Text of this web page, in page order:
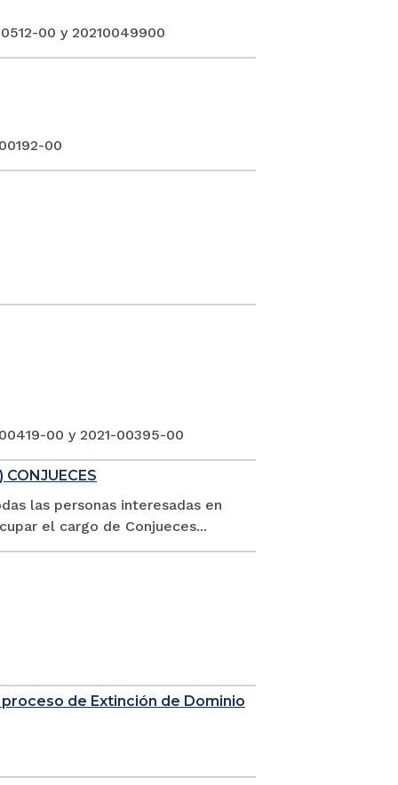
00 y 20210049900
00
00 y 2021-00395-00
las personas interesadas en
el cargo de Conjueces...
de Extinción de Dominio